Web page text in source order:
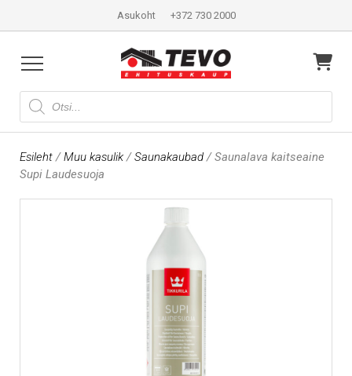
Asukoht +372 730 2000
Products
search
Esileht/Muu kasulik/Saunakaubad/ Saunalava kaitseaine
Supi Laudesuoja